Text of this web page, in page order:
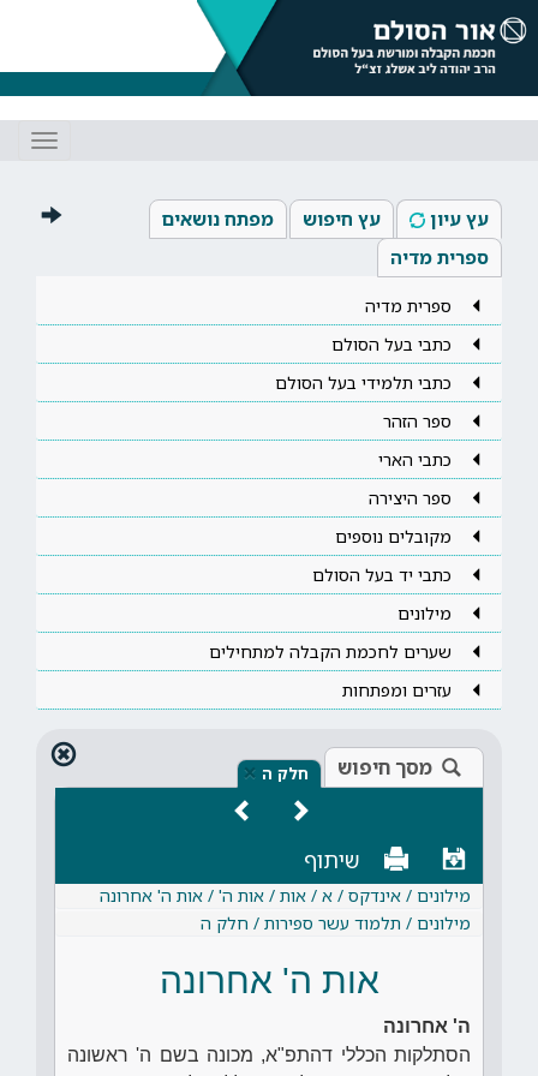
עץ עיון עץ חיפוש
מפתח נושאים
ספרית מדיה
ספרית מדיה
כתבי בעל הסולם
כתבי תלמידי בעל הסולם
ספר הזהר
כתבי הארי
ספר היצירה
מקובלים נוספים
כתבי יד בעל הסולם
מילונים
שערים לחכמת הקבלה למתחילים
עזרים ומפתחות
מסך חיפוש חלק ה ×
שיתוף
מילונים / אינדקס / א / אות / אות ה' / אות ה' אחרונה
מילונים / תלמוד עשר ספירות / חלק ה
אות ה' אחרונה
ה' אחרונה
הסתלקות הכללי דהתפ"א, מכונה בשם ה' ראשונה